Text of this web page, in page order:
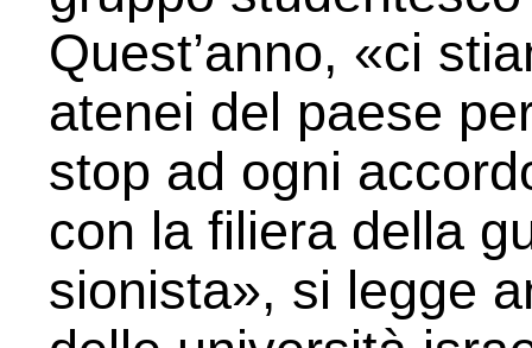
Quest’anno, «ci
atenei del paese
stop ad ogni
con la filiera della
sionista», si legge